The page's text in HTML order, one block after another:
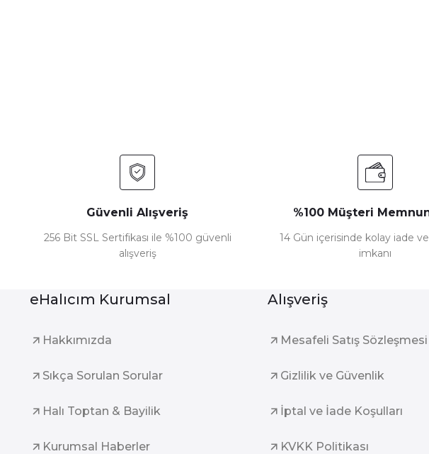
Güvenli Alışveriş
256 Bit SSL Sertifikası ile %100 güvenli
alışveriş
%100 Müşteri
14 Gün içerisinde kolay iade
imkanı
eHalıcım Kurumsal
Hakkımızda
Sıkça Sorulan Sorular
Halı Toptan & Bayilik
Kurumsal Haberler
Alışveriş
Mesafeli Satış Sözleşmesi
Gizlilik ve Güvenlik
İptal ve İade Koşulları
KVKK Politikası